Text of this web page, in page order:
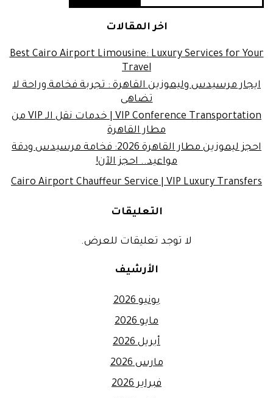
اخر المقالات
Best Cairo Airport Limousine: Luxury Services for Your
Travel
ايجار مرسيدس وليموزين القاهرة : تجربة فخامة وراحة لا
تضاهى
VIP Conference Transportation | خدمات نقل الـ VIP من
مطار القاهرة
احجز ليموزين مطار القاهرة 2026: فخامة مرسيدس ودقة
مواعيد.. احجز الآن!
Cairo Airport Chauffeur Service | VIP Luxury Transfers
التعليقات
لا توجد تعليقات للعرض.
الأرشيف
يونيو 2026
مايو 2026
أبريل 2026
مارس 2026
فبراير 2026